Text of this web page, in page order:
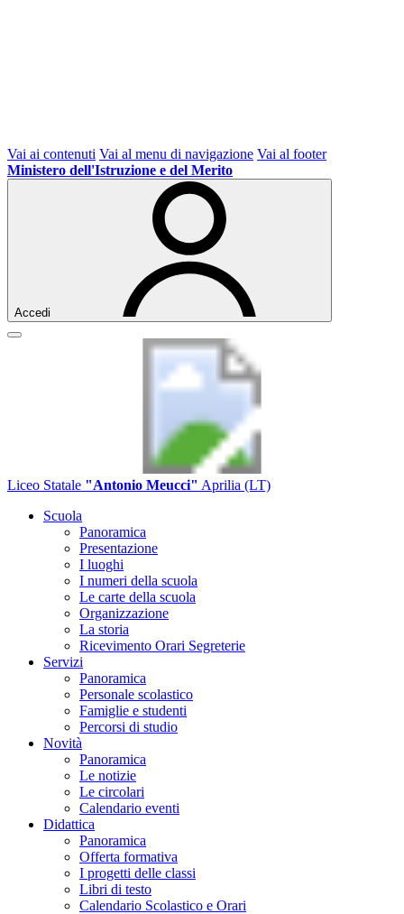
Vai ai contenuti Vai al menu di navigazione Vai al footer
Ministero dell'Istruzione e del Merito
Accedi
Liceo Statale "Antonio Meucci" Aprilia (LT)
Scuola
Panoramica
Presentazione
I luoghi
I numeri della scuola
Le carte della scuola
Organizzazione
La storia
Ricevimento Orari Segreterie
Servizi
Panoramica
Personale scolastico
Famiglie e studenti
Percorsi di studio
Novità
Panoramica
Le notizie
Le circolari
Calendario eventi
Didattica
Panoramica
Offerta formativa
I progetti delle classi
Libri di testo
Calendario Scolastico e Orari